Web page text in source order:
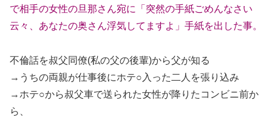
で相手の女性の旦那さん宛に「突然の手紙ごめんなさい
云々、あなたの奥さん浮気してますよ」手紙を出した事。
不倫話を叔父同僚(私の父の後輩)から父が知る
→うちの両親が仕事後にホテ○入った二人を張り込み
→ホテ○から叔父車で送られた女性が降りたコンビニ前か
ら、